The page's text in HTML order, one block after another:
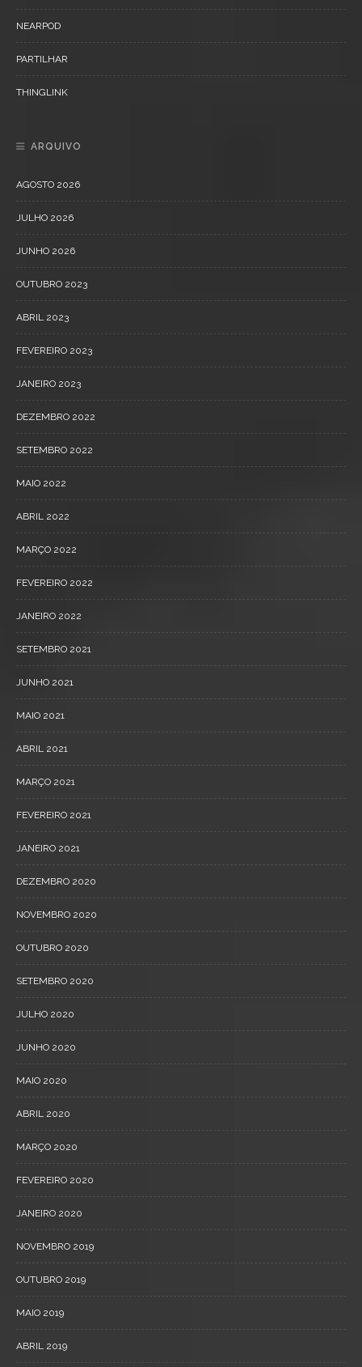
NEARPOD
PARTILHAR
THINGLINK
ARQUIVO
AGOSTO 2026
JULHO 2026
JUNHO 2026
OUTUBRO 2023
ABRIL 2023
FEVEREIRO 2023
JANEIRO 2023
DEZEMBRO 2022
SETEMBRO 2022
MAIO 2022
ABRIL 2022
MARÇO 2022
FEVEREIRO 2022
JANEIRO 2022
SETEMBRO 2021
JUNHO 2021
MAIO 2021
ABRIL 2021
MARÇO 2021
FEVEREIRO 2021
JANEIRO 2021
DEZEMBRO 2020
NOVEMBRO 2020
OUTUBRO 2020
SETEMBRO 2020
JULHO 2020
JUNHO 2020
MAIO 2020
ABRIL 2020
MARÇO 2020
FEVEREIRO 2020
JANEIRO 2020
NOVEMBRO 2019
OUTUBRO 2019
MAIO 2019
ABRIL 2019